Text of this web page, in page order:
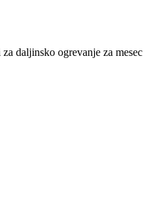
daljinsko ogrevanje za mesec